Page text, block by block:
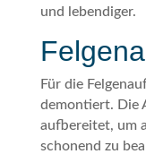
und lebendiger.
Für die
demontiert. Die
aufbereitet, um
schonend zu